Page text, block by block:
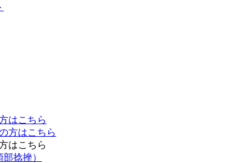
はこちら
方はこちら
はこちら
捻挫）